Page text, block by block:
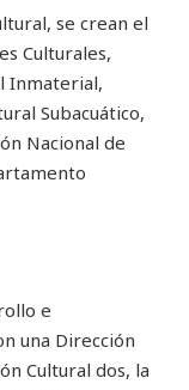
se crean el
Culturales,
Inmaterial,
Subacuático,
Nacional de
e
una Dirección
Cultural dos, la